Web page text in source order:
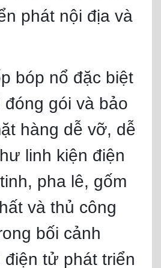
phát nội địa và
bóp nổ đặc biệt
gói và bảo
hàng dễ vỡ, dễ
linh kiện điện
pha lê, gốm
và thủ công
bối cảnh
tử phát triển